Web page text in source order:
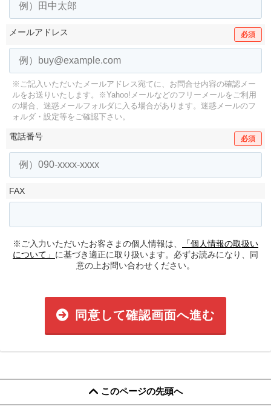
メールアドレス 必須
※ご記入いただいたメールアドレス宛てに、お問合せ内容の確認メー
ルをお送りいたします。
※Yahoo!メールなどのフリーメールをご利用
の場合、迷惑メールフォルダに入る場合があります。 迷惑メールのフ
ォルダ・設定等をご確認下さい。
電話番号 必須
FAX
※ご入力いただいたお客さまの個人情報は、
「個人情報の取扱い
について」 に基づき適正に取り扱います。必ずお読みになり、同
意の上お問い合わせください。
同意して確認画面へ進む
このページの先頭へ